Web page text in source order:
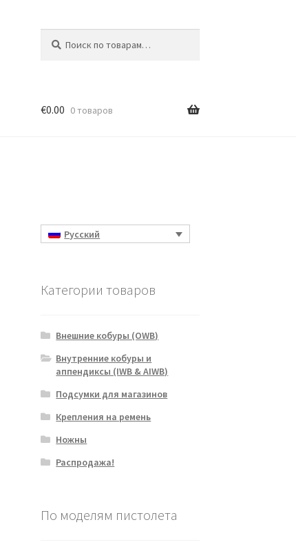
€0.00 0 товаров
Русский
Категории товаров
Внешние кобуры (OWB)
Внутренние кобуры и
аппендиксы (IWB & AIWB)
Подсумки для магазинов
Крепления на ремень
Ножны
Распродажа!
По моделям пистолета